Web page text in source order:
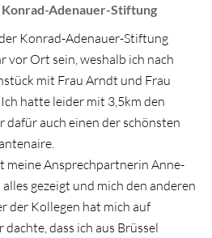
Konrad-Adenauer-Stiftung
Konrad-Adenauer-Stiftung
vor Ort sein, weshalb ich nach
mit Frau Arndt und Frau
hatte leider mit 3,5km den
dafür auch einen der schönsten
meine Ansprechpartnerin Anne-
gezeigt und mich den anderen
der Kollegen hat mich auf
dass ich aus Brüssel